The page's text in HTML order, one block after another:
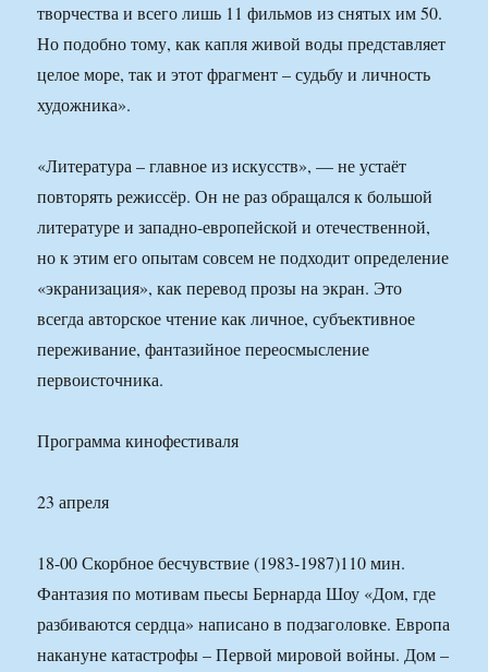
творчества и всего лишь 11 фильмов из снятых им 50.
Но подобно тому, как капля живой воды представляет
целое море, так и этот фрагмент – судьбу и личность
художника».
«Литература – главное из искусств», — не устаёт
повторять режиссёр. Он не раз обращался к большой
литературе и западно-европейской и отечественной,
но к этим его опытам совсем не подходит определение
«экранизация», как перевод прозы на экран. Это
всегда авторское чтение как личное, субъективное
переживание, фантазийное переосмысление
первоисточника.
Программа кинофестиваля
23 апреля
18-00 Скорбное бесчувствие (1983-1987)110 мин.
Фантазия по мотивам пьесы Бернарда Шоу «Дом, где
разбиваются сердца» написано в подзаголовке. Европа
накануне катастрофы – Первой мировой войны. Дом –